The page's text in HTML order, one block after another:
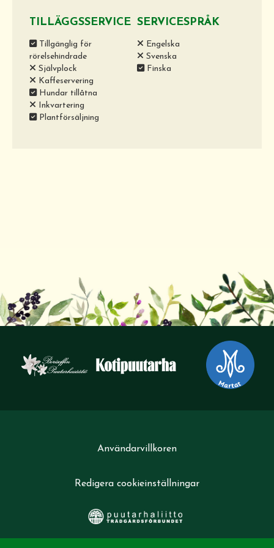
TILLÄGGSSERVICE
Tillgänglig för
rörelsehindrade
Självplock
Kaffeservering
Hundar tillåtna
Inkvartering
Plantförsäljning
SERVICESPRÅK
Engelska
Svenska
Finska
Användarvillkoren
Redigera cookieinställningar